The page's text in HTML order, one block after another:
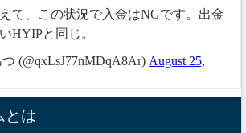
て、この状況で入金はNGです。出金
HYIPと同じ。
(@qxLsJ77nMDqA8Ar) August 25,
できない状況みたいなので、様子見
とは